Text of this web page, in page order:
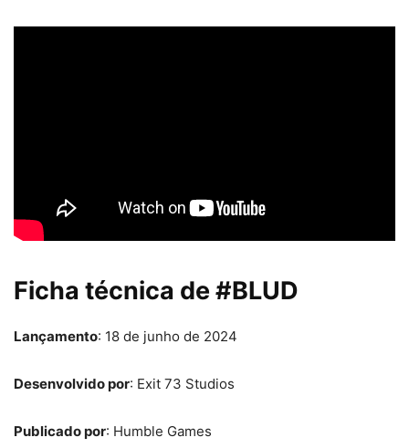
Ficha técnica de #BLUD
Lançamento: 18 de junho de 2024
Desenvolvido por: Exit 73 Studios
Publicado por: Humble Games